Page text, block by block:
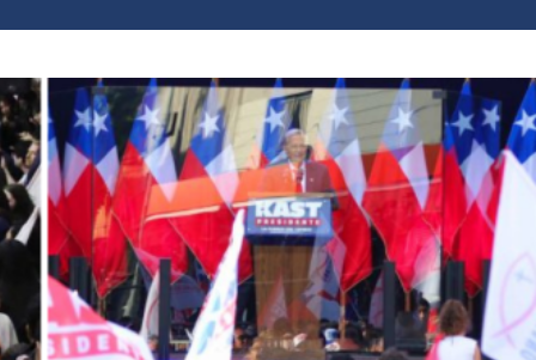
Programación
Podcast
Noticias
Reportajes
Columnas
Música Clásica
Especiales